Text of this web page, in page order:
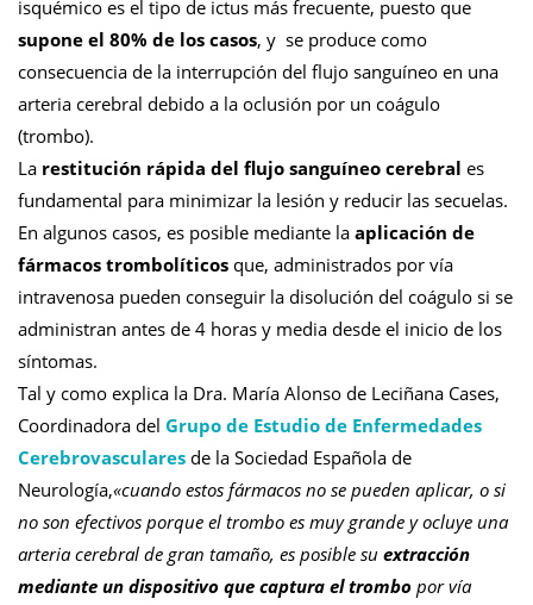
isquémico es el tipo de ictus más frecuente, puesto que
supone el 80% de los casos, y se produce como
consecuencia de la interrupción del flujo sanguíneo en una
arteria cerebral debido a la oclusión por un coágulo
(trombo).
La restitución rápida del flujo sanguíneo cerebral es
fundamental para minimizar la lesión y reducir las secuelas.
En algunos casos, es posible mediante la aplicación de
fármacos trombolíticos que, administrados por vía
intravenosa pueden conseguir la disolución del coágulo si se
administran antes de 4 horas y media desde el inicio de los
síntomas.
Tal y como explica la Dra. María Alonso de Leciñana Cases,
Coordinadora del Grupo de Estudio de Enfermedades
Cerebrovasculares de la Sociedad Española de
Neurología,«cuando estos fármacos no se pueden aplicar, o si
no son efectivos porque el trombo es muy grande y ocluye una
arteria cerebral de gran tamaño, es posible su extracción
mediante un dispositivo que captura el trombo por vía